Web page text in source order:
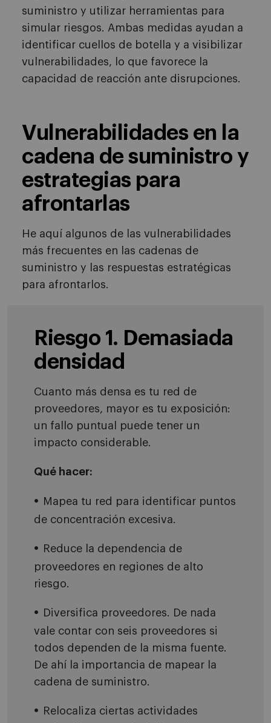
suministro y utilizar herramientas para
simular riesgos. Ambas medidas ayudan a
identificar cuellos de botella y a visibilizar
vulnerabilidades, lo que favorece la
capacidad de reacción ante disrupciones.
Vulnerabilidades en la
cadena de suministro y
estrategias para
afrontarlas
He aquí algunos de las vulnerabilidades
más frecuentes en las cadenas de
suministro y las respuestas estratégicas
para afrontarlos.
Riesgo 1. Demasiada
densidad
Cuanto más densa es tu red de
proveedores, mayor es tu exposición:
un fallo puntual puede tener un
impacto considerable.
Qué hacer:
Mapea tu red para identificar puntos
de concentración excesiva.
Reduce la dependencia de
proveedores en regiones de alto
riesgo.
Diversifica proveedores. De nada
vale contar con seis proveedores si
todos dependen de la misma fuente.
De ahí la importancia de mapear la
cadena de suministro.
Relocaliza ciertas actividades